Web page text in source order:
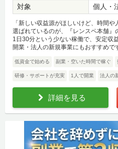
対象 個人・
「新しい収益源がほしいけど、時間
選ばれているのが、『レンスペ本舗』
1日30分という少ない稼働で、安定収
開業・法人の新規事業にもおすすめで
低資金で始める 副業・空いた時間で稼ぐ
研修・サポートが充実 1人で開業 法人の
詳細を見る